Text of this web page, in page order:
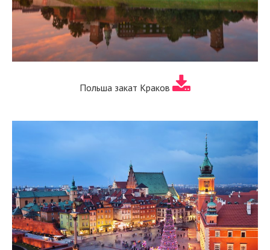
Польша закат Краков